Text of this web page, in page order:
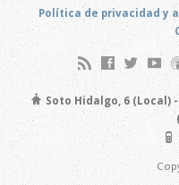
Política de privacidad y
Soto Hidalgo, 6 (Local)